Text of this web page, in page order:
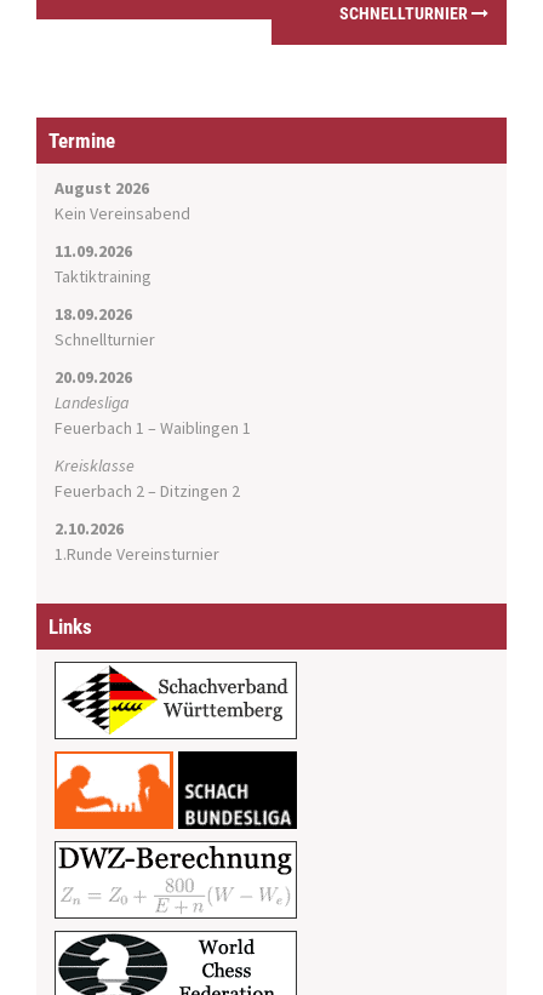
t
g
SCHNELLTURNIER
Termine
August 2026
Kein Vereinsabend
11.09.2026
Taktiktraining
18.09.2026
Schnellturnier
20.09.2026
Landesliga
Feuerbach 1 – Waiblingen 1
Kreisklasse
Feuerbach 2 – Ditzingen 2
2.10.2026
1.Runde Vereinsturnier
Links